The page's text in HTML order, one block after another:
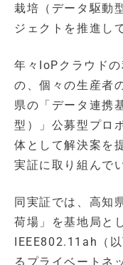
栽培（データ駆動
ジェクトを推進し
年々IoPクラウド
の、個々の生産者
県の「データ連携
型）」公募型プロ
体として解決案を
実証に取り組んで
同実証では、高知
荷場」を基地局と
IEEE802.11ah（
るプライベートネ